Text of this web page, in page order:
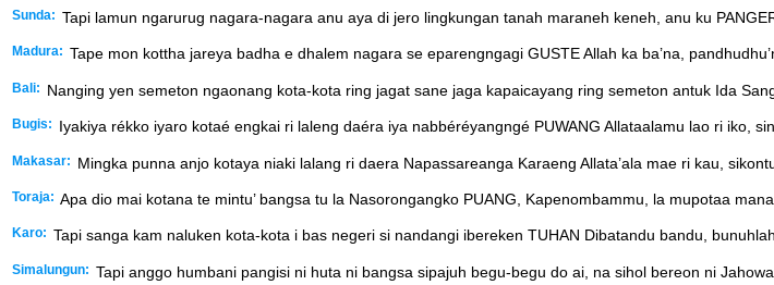
Sunda: Tapi lamun ngarurug nagara-nagara anu aya di jero lingkungan tanah maraneh keneh, anu ku
Madura: Tape mon kottha jareya badha e dhalem nagara se eparengngagi GUSTE Allah ka ba’na,
Bali: Nanging yen semeton ngaonang kota-kota ring jagat sane jaga kapaicayang ring semeton antuk Ida
Bugis: Iyakiya rékko iyaro kotaé engkai ri laleng daéra iya nabbéréyangngé PUWANG Allataalamu lao ri iko,
Makasar: Mingka punna anjo kotaya niaki lalang ri daera Napassareanga Karaeng Allata’ala mae ri kau,
Toraja: Apa dio mai kotana te mintu’ bangsa tu la Nasorongangko PUANG, Kapenombammu, la mupotaa
Karo: Tapi sanga kam naluken kota-kota i bas negeri si nandangi ibereken TUHAN Dibatandu bandu,
Simalungun: Tapi anggo humbani pangisi ni huta ni bangsa sipajuh begu-begu do ai, na sihol bereon ni